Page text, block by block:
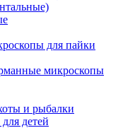
для пайки
микроскопы
и рыбалки
детей